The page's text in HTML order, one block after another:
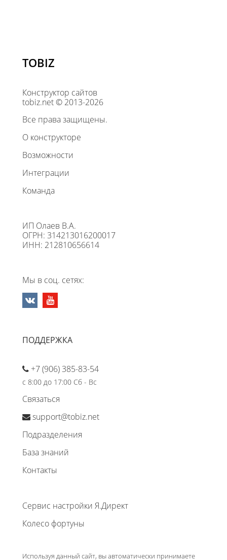
TOBIZ
Конструктор сайтов
tobiz.net © 2013-2026
Все права защищены.
О конструкторе
Возможности
Интеграции
Команда
ИП Олаев В.А.
ОГРН: 314213016200017
ИНН: 212810656614
Мы в соц. сетях:
ПОДДЕРЖКА
+7 (906) 385-83-54
с 8:00 до 17:00 Сб - Вс
Связаться
support@tobiz.net
Подразделения
База знаний
Контакты
Сервис настройки Я.Директ
Колесо фортуны
Используя данный сайт, вы автоматически принимаете